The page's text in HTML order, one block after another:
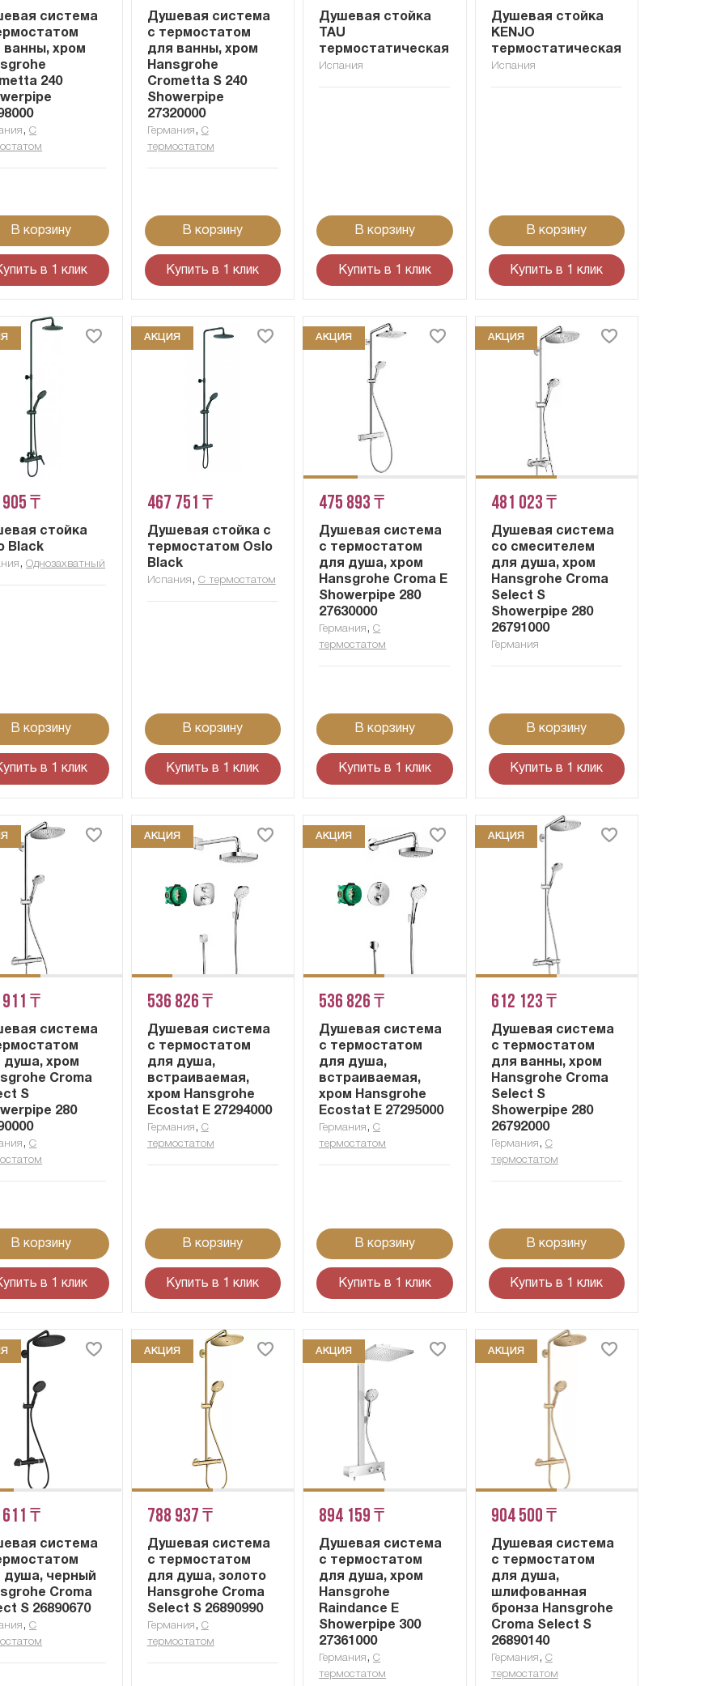
система
ванны, хром
240
,С
В корзину
в 1 клик
Душевая система
с термостатом
для ванны, хром
Hansgrohe
Crometta S 240
Showerpipe
27320000
Германия , С
термостатом
В корзину
Купить в 1 клик
Душевая стойка
TAU
термостатическая
Испания
В корзину
Купить в 1 клик
Душевая стойка
KENJO
термостатическая
Испания
В корзину
Купить в 1 клик
₸
стойка
Black
,Однозахватный
В корзину
в 1 клик
АКЦИЯ
467 751 ₸
Душевая стойка с
термостатом Oslo
Black
Испания , С термостатом
В корзину
Купить в 1 клик
АКЦИЯ
475 893 ₸
Душевая система
с термостатом
для душа, хром
Hansgrohe Croma E
Showerpipe 280
27630000
Германия ,С
термостатом
В корзину
Купить в 1 клик
АКЦИЯ
481 023 ₸
Душевая система
со смесителем
для душа, хром
Hansgrohe Croma
Select S
Showerpipe 280
26791000
Германия
В корзину
Купить в 1 клик
₸
система
душа, хром
Croma
S
280
,С
В корзину
в 1 клик
АКЦИЯ
536 826 ₸
Душевая система
с термостатом
для душа,
встраиваемая,
хром Hansgrohe
Ecostat E 27294000
Германия , С
термостатом
В корзину
Купить в 1 клик
АКЦИЯ
536 826 ₸
Душевая система
с термостатом
для душа,
встраиваемая,
хром Hansgrohe
Ecostat E 27295000
Германия ,С
термостатом
В корзину
Купить в 1 клик
АКЦИЯ
612 123 ₸
Душевая система
с термостатом
для ванны, хром
Hansgrohe Croma
Select S
Showerpipe 280
26792000
Германия , С
термостатом
В корзину
Купить в 1 клик
₸
система
душа, черный
Croma
S 26890670
,С
АКЦИЯ
788 937 ₸
Душевая система
с термостатом
для душа, золото
Hansgrohe Croma
Select S 26890990
Германия , С
термостатом
АКЦИЯ
894 159 ₸
Душевая система
с термостатом
для душа, хром
Hansgrohe
Raindance E
Showerpipe 300
27361000
Германия ,С
термостатом
АКЦИЯ
904 500 ₸
Душевая система
с термостатом
для душа,
шлифованная
бронза Hansgrohe
Croma Select S
26890140
Германия , С
термостатом